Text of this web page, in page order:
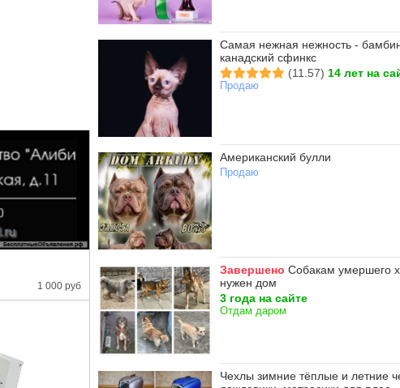
1 000 руб
Самая нежная нежность -
канадский сфинкс
(11.57) 14 лет на
Продаю
Американский булли
Продаю
Завершено Собакам умершего
нужен дом
3 года на сайте
Отдам даром
Чехлы зимние тёплые и летние